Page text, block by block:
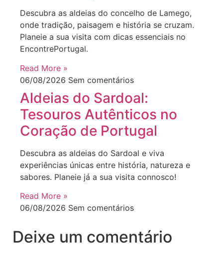
Descubra as aldeias do concelho de Lamego,
onde tradição, paisagem e história se cruzam.
Planeie a sua visita com dicas essenciais no
EncontrePortugal.
Read More »
06/08/2026 Sem comentários
Aldeias do Sardoal:
Tesouros Autênticos no
Coração de Portugal
Descubra as aldeias do Sardoal e viva
experiências únicas entre história, natureza e
sabores. Planeie já a sua visita connosco!
Read More »
06/08/2026 Sem comentários
Deixe um comentário